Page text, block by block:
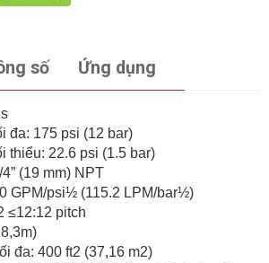
số Ứng dụng
đa: 175 psi (12 bar)
thiểu: 22.6 psi (1.5 bar)
(19 mm) NPT
GPM/psi½ (115.2 LPM/bar½)
≤12:12 pitch
đa: 400 ft2 (37,16 m2)